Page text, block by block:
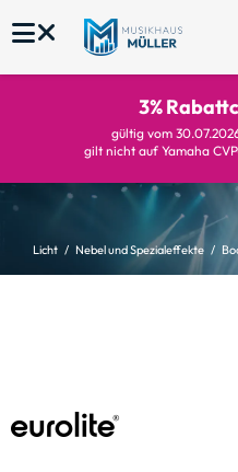
3%
gültig vom
gilt nicht auf Yamaha
Licht Nebel und Spezialeffekte